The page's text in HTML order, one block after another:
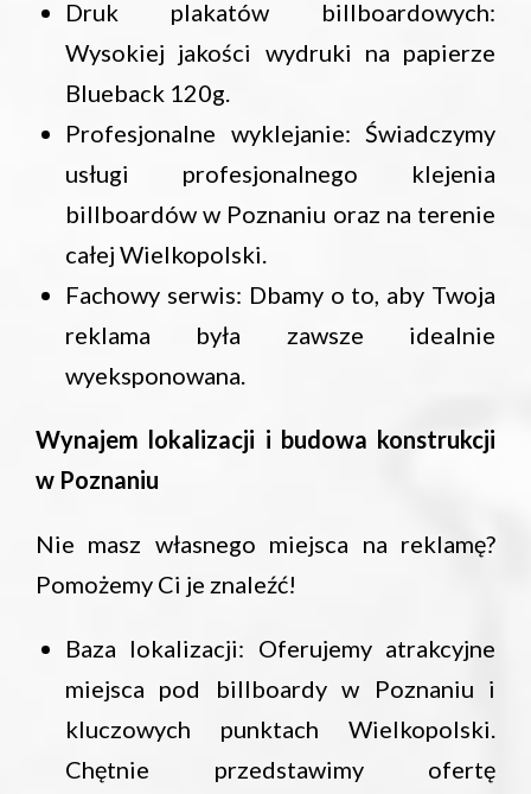
Druk plakatów billboardowych:
Wysokiej jakości wydruki na papierze
Blueback 120g.
Profesjonalne wyklejanie: Świadczymy
usługi profesjonalnego klejenia
billboardów w Poznaniu oraz na terenie
całej Wielkopolski.
Fachowy serwis: Dbamy o to, aby Twoja
reklama była zawsze idealnie
wyeksponowana.
Wynajem lokalizacji i budowa konstrukcji
w Poznaniu
Nie masz własnego miejsca na reklamę?
Pomożemy Ci je znaleźć!
Baza lokalizacji: Oferujemy atrakcyjne
miejsca pod billboardy w Poznaniu i
kluczowych punktach Wielkopolski.
Chętnie przedstawimy ofertę